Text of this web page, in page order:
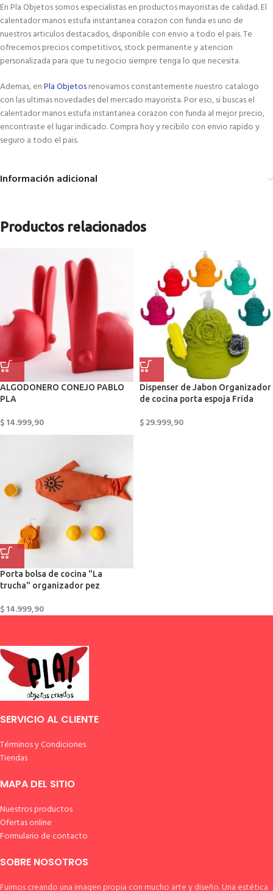
En Pla Objetos somos especialistas en productos mayoristas de calidad. El
calentador manos estufa instantanea corazon con funda es uno de
nuestros articulos destacados, disponible con envio a todo el pais. Te
ofrecemos precios competitivos, stock permanente y atencion
personalizada para que tu negocio siempre tenga lo que necesita.
Ademas, enPla Objetosrenovamos constantemente nuestro catalogo
con las ultimas novedades del mercado mayorista. Por eso, si buscas el
calentador manos estufa instantanea corazon con funda al mejor precio,
encontraste el lugar indicado. Compra hoy y recibilo con envio rapido y
seguro a todo el pais.
Información adicional
Productos relacionados
ALGODONERO CONEJO PABLO
PLA
$14.999,90
Dispenser de Jabon Organizador
de cocina porta espoja Frida
$29.999,90
Porta bolsa de cocina "La
trucha" organizador pez
$14.999,90
SERVICIO AL CLIENTE
Términos y Condiciones
Tiendas
MAPA DEL SITIO
Nuestros productos
Ofertas online
Formulario de contacto
SOBRE NOSOTROS
Fuimos creando una imagen propia con mucho arte y diseño. Una estética